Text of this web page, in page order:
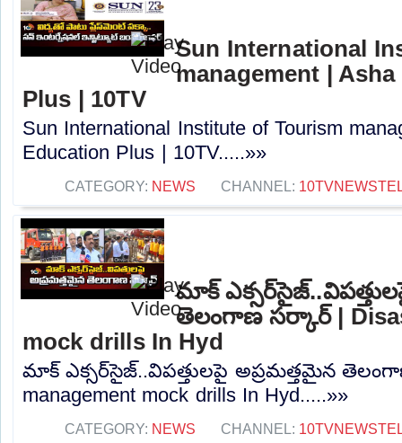
Sun International
management |
Plus | 10TV
Sun International Institute of Tourism
Education Plus | 10TV.....»»
CATEGORY: NEWS CHANNEL:
మాక్
తెలంగాణ సర్కార్ |
mock drills In Hyd
మాక్ ఎక్సర్‎సైజ్..విపత్తులపై అప్రమత్తమైన
management mock drills In Hyd.....»»
CATEGORY: NEWS CHANNEL: